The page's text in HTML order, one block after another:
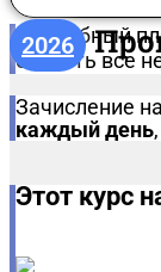
2026
Подробный
освоить все
Зачисление
каждый день
Этот курс